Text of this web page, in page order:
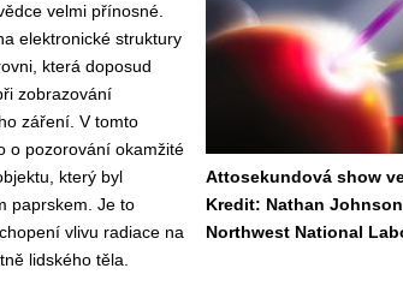
Attosekundová show
Kredit: Nathan
Northwest National
velmi přínosné.
elektronické struktury
která doposud
zobrazování
záření. V tomto
o pozorování okamžité
který byl
paprskem. Je to
vlivu radiace na
lidského těla.